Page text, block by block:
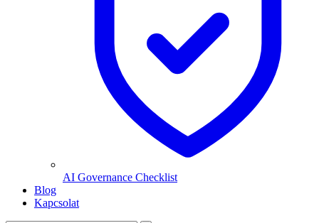
AI Governance Checklist
Blog
Kapcsolat